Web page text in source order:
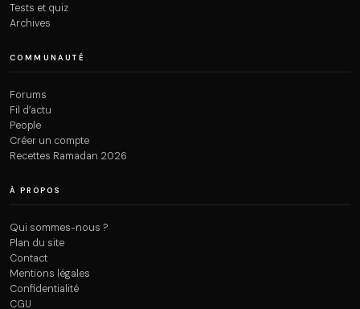
Tests et quiz
Archives
COMMUNAUTÉ
Forums
Fil d’actu
People
Créer un compte
Recettes Ramadan 2026
À PROPOS
Qui sommes-nous ?
Plan du site
Contact
Mentions légales
Confidentialité
CGU